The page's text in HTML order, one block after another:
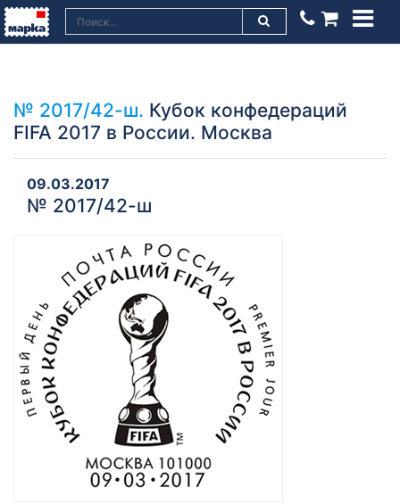
№ 2017/42-ш. Кубок конфедераций
FIFA 2017 в России. Москва
09.03.2017
№ 2017/42-ш